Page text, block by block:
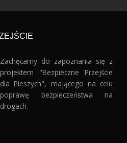
.
Zachęcamy do zapoznania się z